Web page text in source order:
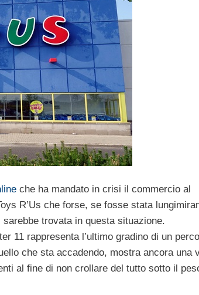
che ha mandato in crisi il commercio al
R’Us che forse, se fosse stata
trovata in questa situazione.
11 rappresenta l’ultimo gradino di un
che sta accadendo, mostra ancora una
al fine di non crollare del tutto sotto il